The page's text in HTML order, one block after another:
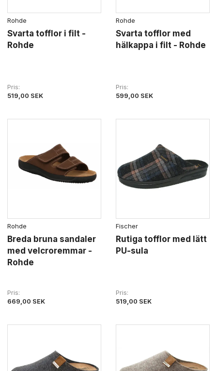
Rohde
Svarta tofflor i filt -
Rohde
Pris
519,00 SEK
Rohde
Svarta tofflor med
hälkappa i filt - Rohde
Pris
599,00 SEK
Rohde
Breda bruna sandaler
med velcroremmar -
Rohde
Pris
669,00 SEK
Fischer
Rutiga tofflor med lätt
PU-sula
Pris
519,00 SEK